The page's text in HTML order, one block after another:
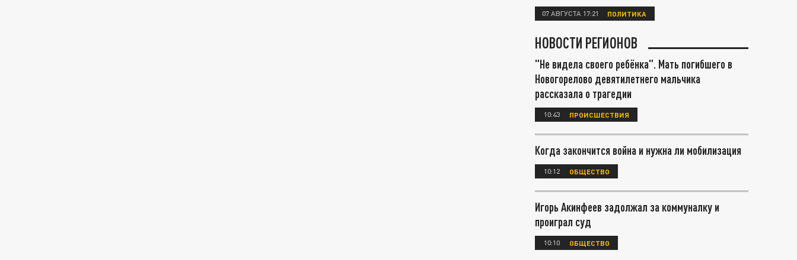
07 АВГУСТА 17:21 ПОЛИТИКА
НОВОСТИ РЕГИОНОВ
"Не видела своего ребёнка". Мать погибшего в
Новогорелово девятилетнего мальчика
рассказала о трагедии
10:43 ПРОИСШЕСТВИЯ
Когда закончится война и нужна ли мобилизация
10:12 ОБЩЕСТВО
Игорь Акинфеев задолжал за коммуналку и
проиграл суд
10:10 ОБЩЕСТВО